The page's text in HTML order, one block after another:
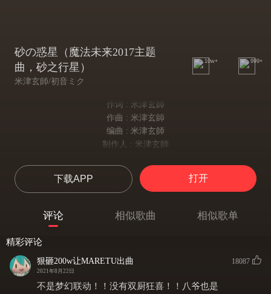
砂の惑星（魔法未来2017主题
曲，砂之行星）
米津玄師/初音ミク
10w+ 999+
作词 : 米津玄師
作曲 : 米津玄師
编曲 : 米津玄師
制作人 : 米津玄師
回眸歷史，记得我出生时
back to the history and remember when I was born
回眸歷史，记得我出生时
何もない砂場飛び交う雷鳴
しょうもない音で掠れた生命
下载APP 打开
评论 相似歌曲 相似歌单
精彩评论
狠砸200w让MARETU出曲
2021年8月22日
18087
不是梦幻联动！！没有双厨狂喜！！八爷也是